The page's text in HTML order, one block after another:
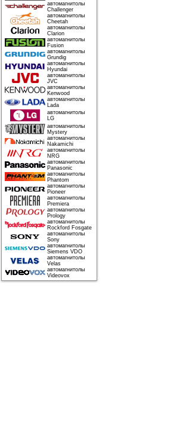
автомагнитолы
Challenger
автомагнитолы
Cheetah
автомагнитолы
Clarion
автомагнитолы
Fusion
автомагнитолы
Grundig
автомагнитолы
Hyundai
автомагнитолы
JVC
автомагнитолы
Kenwood
автомагнитолы
Lada
автомагнитолы
LG
автомагнитолы
Mystery
автомагнитолы
Nakamichi
автомагнитолы
NRG
автомагнитолы
Panasonic
автомагнитолы
Phantom
автомагнитолы
Pioneer
автомагнитолы
Premiera
автомагнитолы
Prology
автомагнитолы
Rockford Fosgate
автомагнитолы
Sony
автомагнитолы
Siemens VDO
автомагнитолы
Velas
автомагнитолы
Videovox